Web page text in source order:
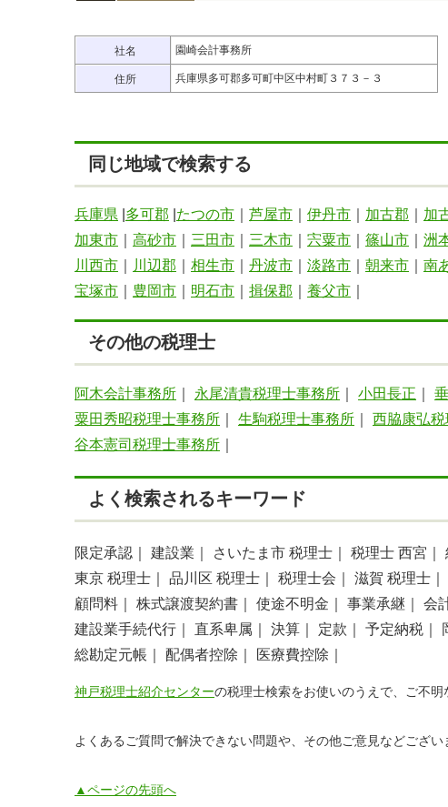
社名 園崎会計事務所
住所 兵庫県多可郡多可町中区中村町３７３－３
同じ地域で検索する
兵庫県 多可郡 たつの市 芦屋市 伊丹市 加古郡 加
加東市
高砂市 三田市 三木市 宍粟市 篠山市 洲
川西市
川辺郡 相生市 丹波市 淡路市 朝来市 南
宝塚市
豊岡市 明石市 揖保郡 養父市
その他の税理士
阿木会計事務所 永尾清貴税理士事務所 小田長正
粟田秀昭税理士事務所
生駒税理士事務所 西脇康弘
谷本憲司税理士事務所
よく検索されるキーワード
限定承認｜ 建設業｜ さいたま市 税理士｜ 税理士 西宮｜
東京 税理士｜
品川区 税理士｜ 税理士会｜ 滋賀 税理士｜
顧問料｜
株式譲渡契約書｜ 使途不明金｜ 事業承継｜ 会
建設業手続代行｜
直系卑属｜ 決算｜ 定款｜ 予定納税｜
総勘定元帳｜
配偶者控除｜ 医療費控除｜
神戸税理士紹介センターの税理士検索をお使いのうえで、ご不明
よくあるご質問で解決できない問題や、その他ご意見などござ
▲ページの先頭へ